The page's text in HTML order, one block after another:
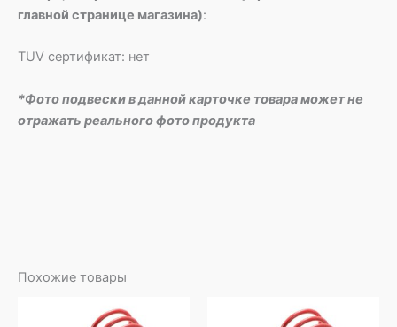
главной странице магазина):
TUV сертификат: нет
*Фото подвески в данной карточке товара может не
отражать реального фото продукта
Похожие товары